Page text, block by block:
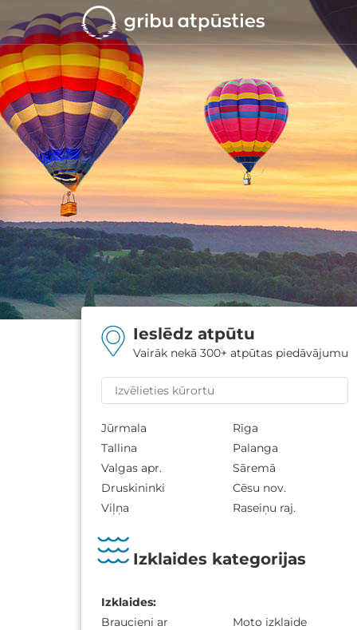
Ieslēdz atpūtu
Vairāk nekā 300+ atpūtas piedāvājumu
Jūrmala
Rīga
Tallina
Palanga
Valgas apr.
Sāremā
Druskininki
Cēsu nov.
Viļņa
Raseiņu raj.
Izklaides kategorijas
Izklaides:
Braucieni ar
Moto izklaide